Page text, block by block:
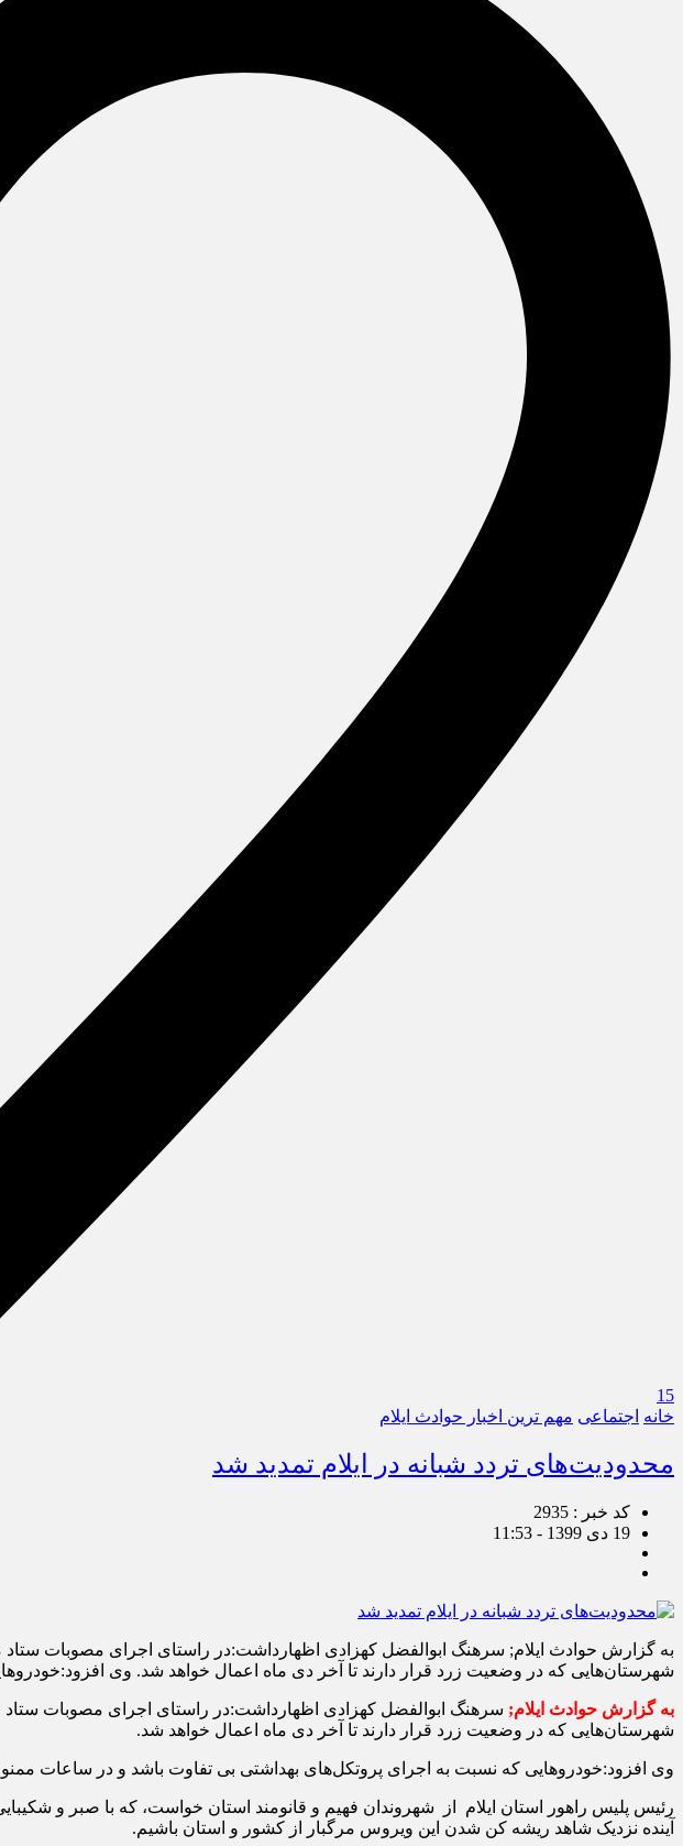
15
خانه اجتماعی مهم ترین اخبار حوادث ایلام
محدودیت‌های تردد شبانه در ایلام تمدید شد
کد خبر : 2935
19 دی 1399 - 11:53
شهرستان‌هایی که در وضعیت زرد قرار دارند تا آخر دی ماه اعمال خواهد شد. وی
به گزارش حوادث ایلام;
شهرستان‌هایی که در وضعیت زرد قرار دارند تا آخر دی ماه اعمال خواهد شد.
وی افزود:خودرو‌هایی که نسبت به اجرای پروتکل‌های بهداشتی بی تفاوت باشد و در ساعات
رئیس پلیس راهور استان ایلام از شهروندان فهیم و قانومند استان خواست، که با صبر و
آینده نزدیک شاهد ریشه کن شدن این ویروس مرگبار از کشور و استان باشیم.